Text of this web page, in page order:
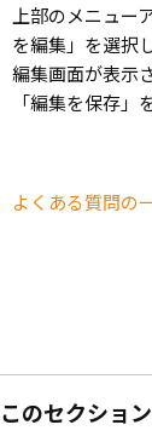
上部のメニュー
を編集」を選択
編集画面が表示
「編集を保存」
よくある質問の
このセクショ